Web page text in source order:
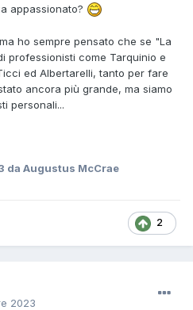
appassionato?
ho sempre pensato che se "La
professionisti come Tarquinio e
ed Albertarelli, tanto per fare
ancora più grande, ma siamo
personali...
da Augustus McCrae
2
2023